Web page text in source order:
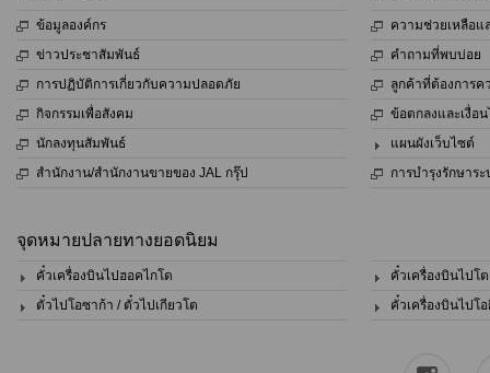
ข้อมูลองค์กร
ข่าวประชาสัมพันธ์
การปฏิบัติการเกี่ยวกับความปลอดภัย
กิจกรรมเพื่อสังคม
นักลงทุนสัมพันธ์
สำนักงาน/สำนักงานขายของ JAL กรุ๊ป
ความช่วยเหลือแ
คำถามที่พบบ่อย
ลูกค้าที่ต้องการค
ข้อตกลงและเงื่อ
แผนผังเว็บไซต์
การบำรุงรักษาร
จุดหมายปลายทางยอดนิยม
คั๋วเครื่องบินไปฮอคไกโด
ตั๋วไปโอซาก้า / ตั๋วไปเกียวโต
คั๋วเครื่องบินไปโต
คั๋วเครื่องบินไปโ